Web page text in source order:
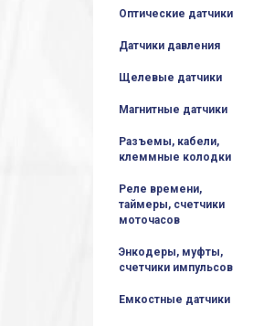
Оптические датчики
Датчики давления
Щелевые датчики
Магнитные датчики
Разъемы, кабели,
клеммные колодки
Реле времени,
таймеры, счетчики
моточасов
Энкодеры, муфты,
счетчики импульсов
Емкостные датчики